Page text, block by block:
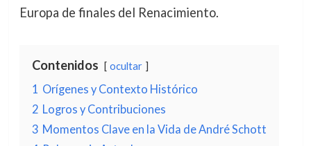
Europa de finales del Renacimiento.
Contenidos ocultar
1 Orígenes y Contexto Histórico
2 Logros y Contribuciones
3 Momentos Clave en la Vida de André Schott